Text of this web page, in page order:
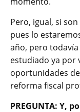
Pero, igual, si
pues lo
año, pero
estudiado ya por
oportunidades
reforma fiscal
PREGUNTA: Y,